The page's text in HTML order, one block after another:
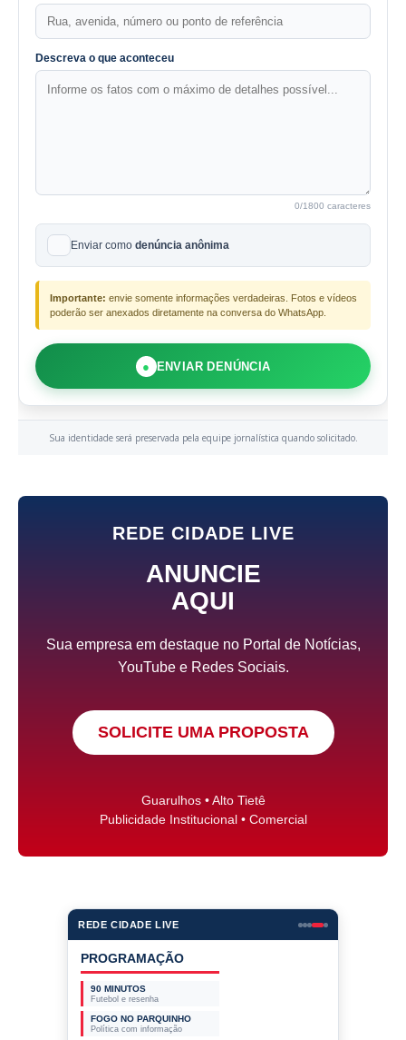
Descreva o que aconteceu
0/1800 caracteres
Enviar como denúncia anônima
Importante: envie somente informações verdadeiras. Fotos e vídeos
poderão ser anexados diretamente na conversa do WhatsApp.
● ENVIAR DENÚNCIA
Sua identidade será preservada pela equipe jornalística quando solicitado.
REDE CIDADE LIVE
ANUNCIE
AQUI
Sua empresa em destaque no Portal de Notícias,
YouTube e Redes Sociais.
SOLICITE UMA PROPOSTA
Guarulhos • Alto Tietê
Publicidade Institucional • Comercial
REDE CIDADE LIVE
PROGRAMAÇÃO
90 MINUTOS
Futebol e resenha
FOGO NO PARQUINHO
Política com informação